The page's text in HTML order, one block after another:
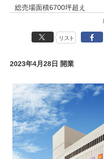
総売場面積6700坪超え
リスト
2023年4月28日 開業